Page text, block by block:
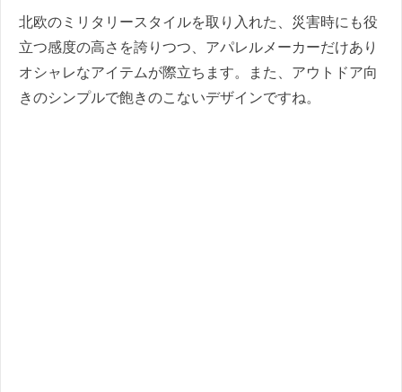
北欧のミリタリースタイルを取り入れた、災害時にも役
立つ感度の高さを誇りつつ、アパレルメーカーだけあり
オシャレなアイテムが際立ちます。また、アウトドア向
きのシンプルで飽きのこないデザインですね。